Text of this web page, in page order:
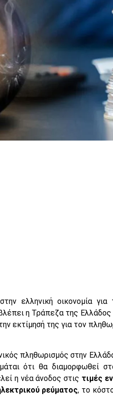
ελληνική οικονομία
η Τράπεζα της Ελλάδος
εκτίμησή της για τον
πληθωρισμός στην
ότι θα διαμορφωθεί
η νέα άνοδος στις τιμές
ρεύματος, το